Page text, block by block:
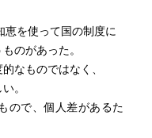
恵を使って国の制度に
のがあった。
なものではなく、
。
ので、個人差があるた